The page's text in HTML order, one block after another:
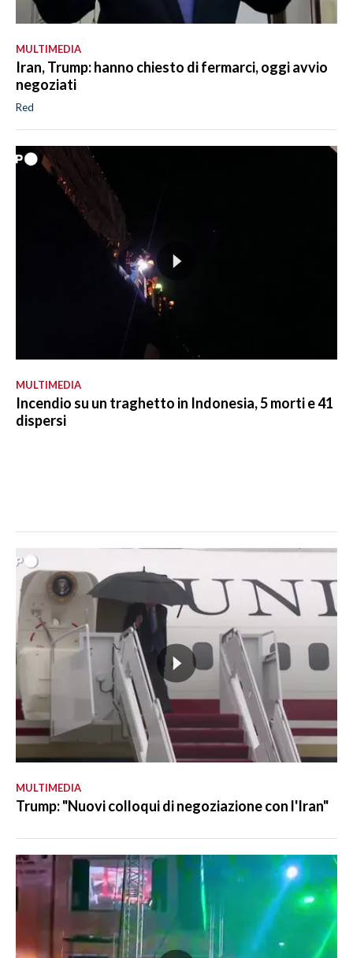
MULTIMEDIA
Iran, Trump: hanno chiesto di fermarci, oggi avvio
negoziati
Red
MULTIMEDIA
Incendio su un traghetto in Indonesia, 5 morti e 41
dispersi
MULTIMEDIA
Trump: "Nuovi colloqui di negoziazione con l'Iran"